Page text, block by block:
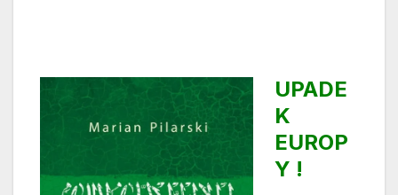
UPADE
K
EUROP
Y !